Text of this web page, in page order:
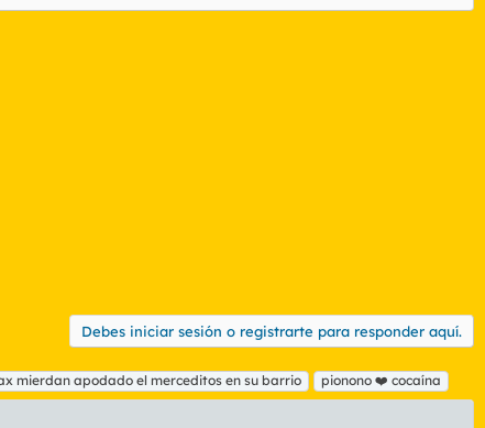
Debes iniciar sesión o registrarte para responder aquí.
mierdan apodado el merceditos en su barrio pionono ❤️ cocaína